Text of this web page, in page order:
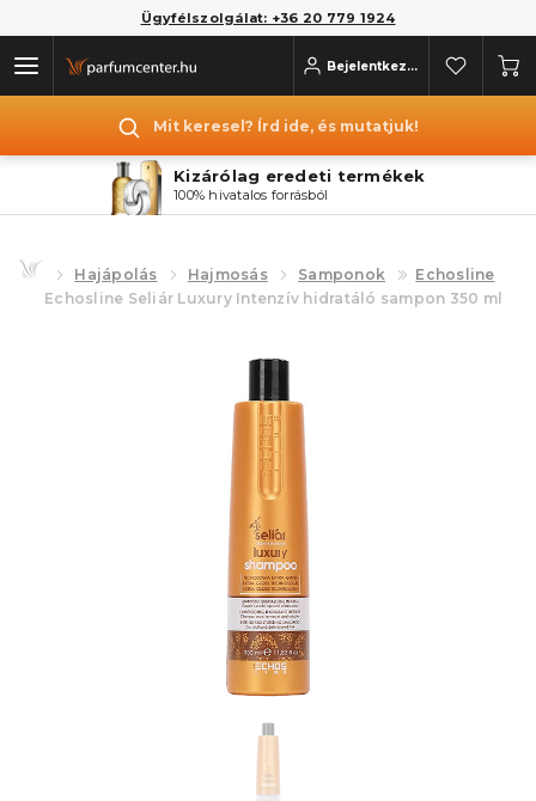
Ügyfélszolgálat: +36 20 779 1924
Bejelentkezés
Mit keresel? Írd ide, és mutatjuk!
Kizárólag eredeti termékek
100% hivatalos forrásból
Hajápolás Hajmosás Samponok
Echosline
Echosline Seliár Luxury Intenzív hidratáló sampon 350 ml